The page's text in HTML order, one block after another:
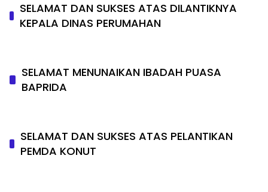
SELAMAT DAN SUKSES ATAS DILANTIKNYA
KEPALA DINAS PERUMAHAN
SELAMAT MENUNAIKAN IBADAH PUASA
BAPRIDA
SELAMAT DAN SUKSES ATAS PELANTIKAN
PEMDA KONUT